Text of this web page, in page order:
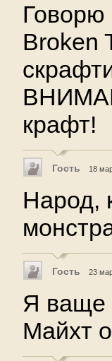
Говорю
Broken
крафт!
Гость 18
Народ,
Гость 23
Я ваще
Майхт